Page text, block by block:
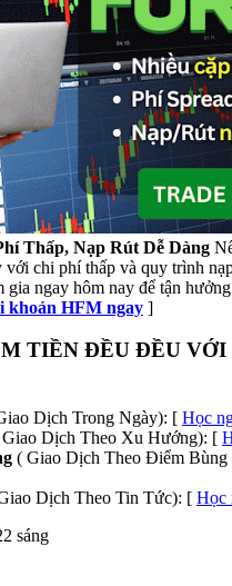
Thấp, Nạp Rút Dễ Dàng
với chi phí thấp và quy trình
gia ngay hôm nay để tận
khoản HFM ngay ]
TIỀN ĐỀU ĐỀU
Dịch Trong Ngày): [ Học
Dịch Theo Xu Hướng): [
( Giao Dịch Theo Điểm Bùng
Dịch Theo Tin Tức): [ Học
sáng